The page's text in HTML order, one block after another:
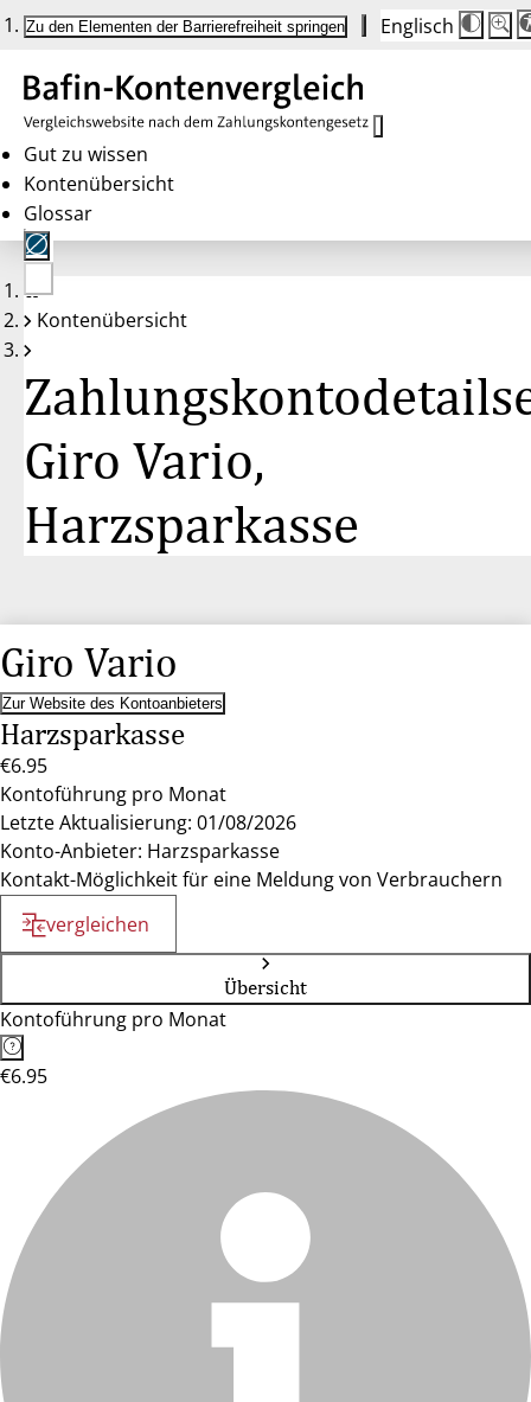
Zu den Elementen der Barrierefreiheit springen Englisch
Die
auf
100%
100%
Gut zu wissen
Kontenübersicht
Glossar
Keine
Konten
Kontenübersicht
Giro Vario,
Harzsparkasse
Giro Vario
Zur Website des Kontoanbieters
Harzsparkasse
€6.95
Kontoführung pro Monat
Letzte Aktualisierung: 01/08/2026
Konto-Anbieter: Harzsparkasse
Kontakt-Möglichkeit für eine Meldung von Verbrauchern
vergleichen
Übersicht
Kontoführung pro Monat
€6.95